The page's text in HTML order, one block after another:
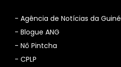
- Agência de Notícias da Guiné
- Blogue ANG
- Nô Pintcha
- CPLP